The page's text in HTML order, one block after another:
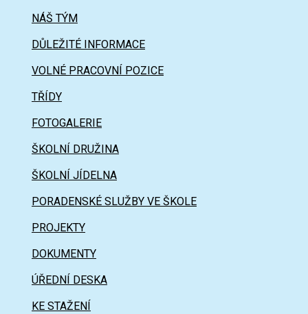
NÁŠ TÝM
DŮLEŽITÉ INFORMACE
VOLNÉ PRACOVNÍ POZICE
TŘÍDY
FOTOGALERIE
ŠKOLNÍ DRUŽINA
ŠKOLNÍ JÍDELNA
PORADENSKÉ SLUŽBY VE ŠKOLE
PROJEKTY
DOKUMENTY
ÚŘEDNÍ DESKA
KE STAŽENÍ